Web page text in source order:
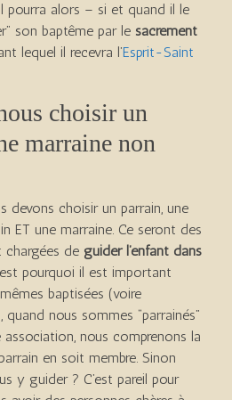
pourra alors – si et quand il le
son baptême par le sacrement
lequel il recevra l’Esprit-Saint
choisir un
marraine non
devons choisir un parrain, une
ET une marraine. Ce seront des
chargées de guider l’enfant dans
pourquoi il est important
baptisées (voire
nous sommes “parrainés”
nous comprenons la
en soit membre. Sinon
y guider ? C’est pareil pour